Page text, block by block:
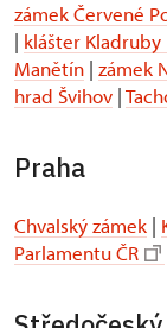
zámek Červené
| klášter Kladruby
Manětín | zámek
hrad Švihov |
Praha
Chvalský zámek |
Parlamentu ČR